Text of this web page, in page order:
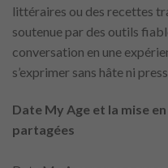
littéraires ou des recettes
soutenue par des outils
conversation en une
s’exprimer sans hâte ni
Date My Age et la mise
partagées